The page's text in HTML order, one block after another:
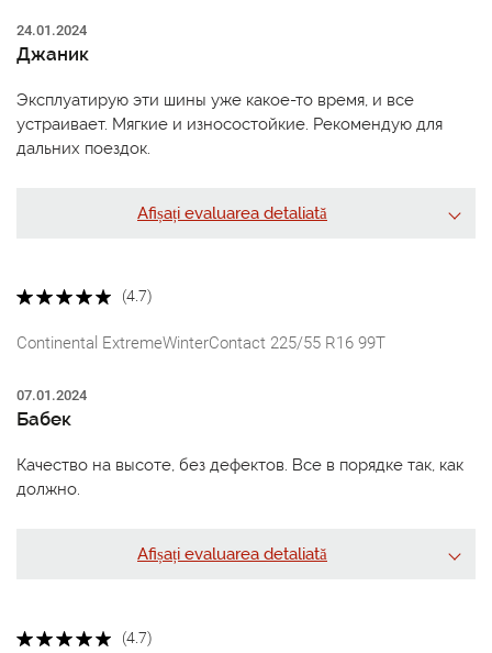
24.01.2024
Джаник
Эксплуатирую эти шины уже какое-то время, и все
устраивает. Мягкие и износостойкие. Рекомендую для
дальних поездок.
Afișați evaluarea detaliată
(4.7)
Continental ExtremeWinterContact 225/55 R16 99T
07.01.2024
Бабек
Качество на высоте, без дефектов. Все в порядке так, как
должно.
Afișați evaluarea detaliată
(4.7)